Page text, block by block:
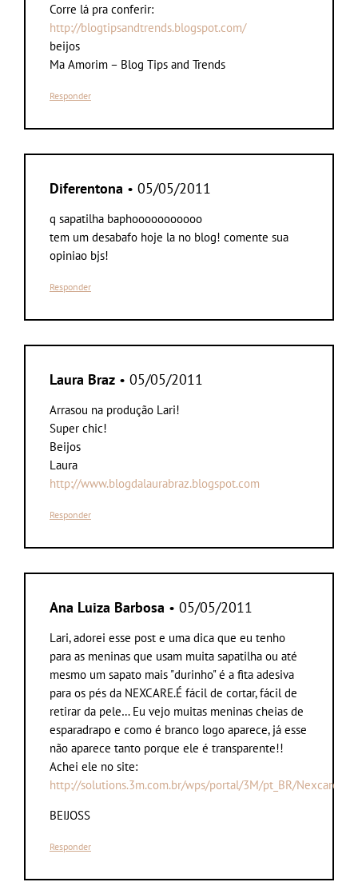
Corre lá pra conferir:
http://blogtipsandtrends.blogspot.com/
beijos
Ma Amorim – Blog Tips and Trends
Responder
Diferentona • 05/05/2011
q sapatilha baphooooooooooo
tem um desabafo hoje la no blog! comente sua
opiniao bjs!
Responder
Laura Braz • 05/05/2011
Arrasou na produção Lari!
Super chic!
Beijos
Laura
http://www.blogdalaurabraz.blogspot.com
Responder
Ana Luiza Barbosa • 05/05/2011
Lari, adorei esse post e uma dica que eu tenho
para as meninas que usam muita sapatilha ou até
mesmo um sapato mais "durinho" é a fita adesiva
para os pés da NEXCARE.É fácil de cortar, fácil de
retirar da pele… Eu vejo muitas meninas cheias de
esparadrapo e como é branco logo aparece, já esse
não aparece tanto porque ele é transparente!!
Achei ele no site:
http://solutions.3m.com.br/wps/portal/3M/pt_BR/
BEIJOSS
Responder